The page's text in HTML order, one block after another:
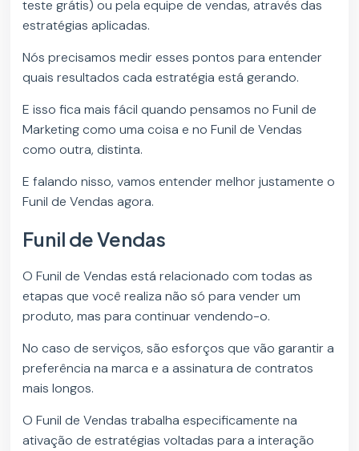
teste grátis) ou pela equipe de vendas, através das
estratégias aplicadas.
Nós precisamos medir esses pontos para entender
quais resultados cada estratégia está gerando.
E isso fica mais fácil quando pensamos no Funil de
Marketing como uma coisa e no Funil de Vendas
como outra, distinta.
E falando nisso, vamos entender melhor justamente o
Funil de Vendas agora.
Funil de Vendas
O Funil de Vendas está relacionado com todas as
etapas que você realiza não só para vender um
produto, mas para continuar vendendo-o.
No caso de serviços, são esforços que vão garantir a
preferência na marca e a assinatura de contratos
mais longos.
O Funil de Vendas trabalha especificamente na
ativação de estratégias voltadas para a interação